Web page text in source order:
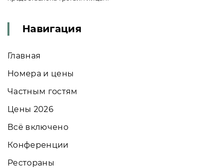
Навигация
Главная
Номера и цены
Частным гостям
Цены 2026
Всё включено
Конференции
Рестораны